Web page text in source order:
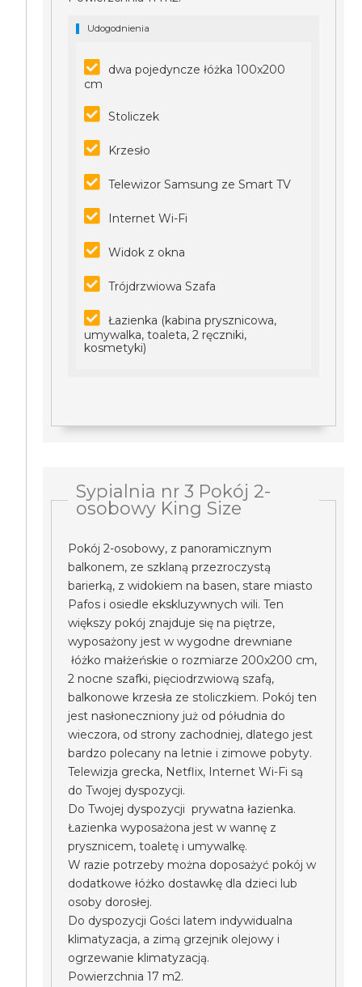
Udogodnienia
dwa pojedyncze łóżka 100x200
cm
Stoliczek
Krzesło
Telewizor Samsung ze Smart TV
Internet Wi-Fi
Widok z okna
Trójdrzwiowa Szafa
Łazienka (kabina prysznicowa,
umywalka, toaleta, 2 ręczniki,
kosmetyki)
Sypialnia nr 3 Pokój 2-
osobowy King Size
Pokój 2-osobowy, z panoramicznym
balkonem, ze szklaną przezroczystą
barierką, z widokiem na basen, stare miasto
Pafos i osiedle ekskluzywnych wili. Ten
większy pokój znajduje się na piętrze,
wyposażony jest w wygodne drewniane
łóżko małżeńskie o rozmiarze 200x200 cm,
2 nocne szafki, pięciodrzwiową szafą,
balkonowe krzesła ze stoliczkiem. Pokój ten
jest nasłoneczniony już od półudnia do
wieczora, od strony zachodniej, dlatego jest
bardzo polecany na letnie i zimowe pobyty.
Telewizja grecka, Netflix, Internet Wi-Fi są
do Twojej dyspozycji.
Do Twojej dyspozycji prywatna łazienka.
Łazienka wyposażona jest w wannę z
prysznicem, toaletę i umywalkę.
W razie potrzeby można doposażyć pokój w
dodatkowe łóżko dostawkę dla dzieci lub
osoby dorosłej.
Do dyspozycji Gości latem indywidualna
klimatyzacja, a zimą grzejnik olejowy i
ogrzewanie klimatyzacją.
Powierzchnia 17 m2.